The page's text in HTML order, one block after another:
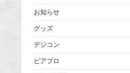
お知らせ
グッズ
デジコン
ピアプロ